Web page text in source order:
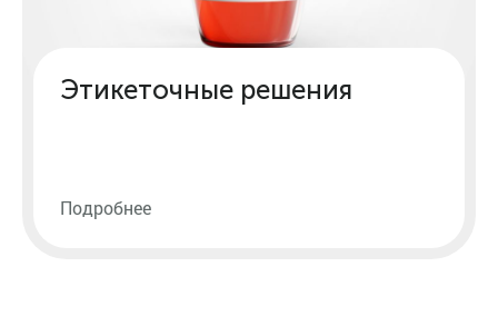
Этикеточные решения
Подробнее